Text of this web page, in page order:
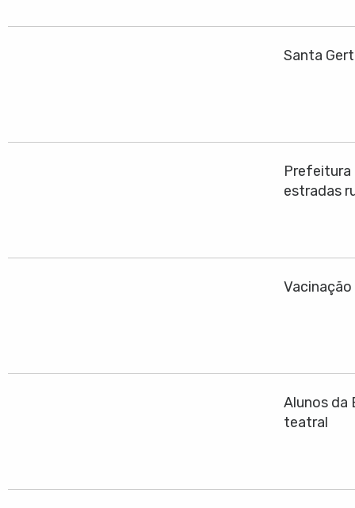
Santa
Prefeitura
estradas
Alunos da
teatral